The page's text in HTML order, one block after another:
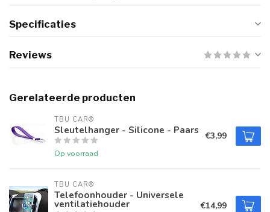
Specificaties
Reviews
Gerelateerde producten
TBU CAR®
Sleutelhanger - Silicone - Paars
Op voorraad
€3,99
TBU CAR®
Telefoonhouder - Universele
ventilatiehouder €14,99